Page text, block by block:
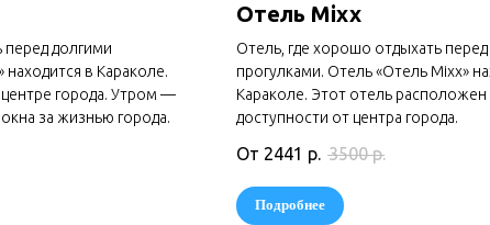
перед долгими
находится в Караколе.
центре города. Утром —
за жизнью города.
Отель Mixx
Отель, где хорошо отдыхать
прогулками. Отель «Отель Mixx»
Караколе. Этот отель
доступности от центра города.
От 2441 р. 3500 р.
Подробнее